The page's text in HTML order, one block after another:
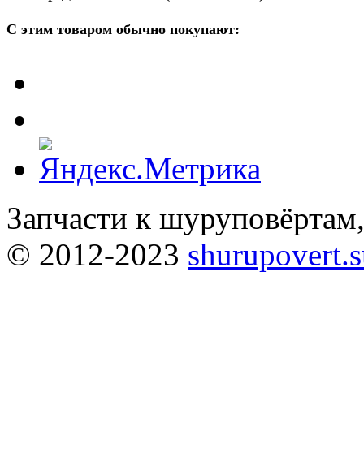
С этим товаром обычно покупают:
Запчасти к
© 2012-2023